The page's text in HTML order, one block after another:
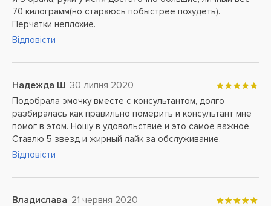
70 килограмм(но стараюсь побыстрее похудеть).
Перчатки неплохие.
Відповісти
Надежда Ш 30 липня 2020
Подобрала эмочку вместе с консультантом, долго
разбиралась как правильно померить и консультант мне
помог в этом. Ношу в удовольствие и это самое важное.
Ставлю 5 звезд и жирный лайк за обслуживание.
Відповісти
Владислава 21 червня 2020